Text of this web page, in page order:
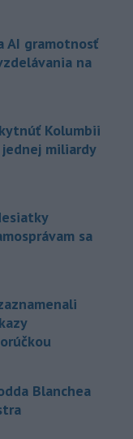
AI gramotnosť
na
Kolumbii
miliardy
sa
Blanchea